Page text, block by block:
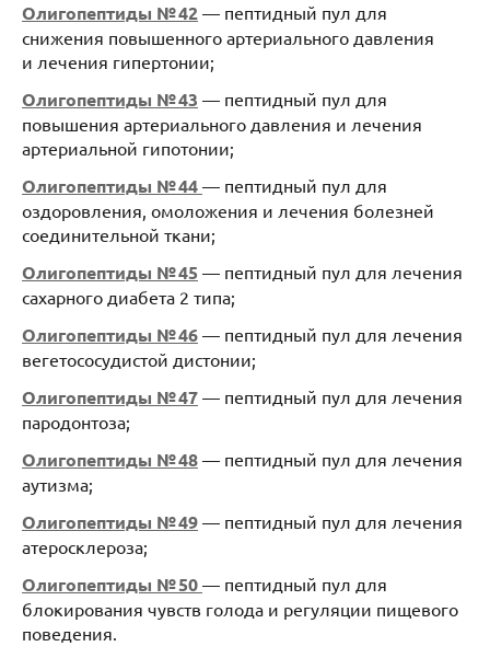
Олигопептиды № 42 — пептидный пул для
снижения повышенного артериального давления
и лечения гипертонии;
Олигопептиды № 43 — пептидный пул для
повышения артериального давления и лечения
артериальной гипотонии;
Олигопептиды № 44 — пептидный пул для
оздоровления, омоложения и лечения болезней
соединительной ткани;
Олигопептиды № 45 — пептидный пул для лечения
сахарного диабета 2 типа;
Олигопептиды № 46 — пептидный пул для лечения
вегетососудистой дистонии;
Олигопептиды № 47 — пептидный пул для лечения
пародонтоза;
Олигопептиды № 48 — пептидный пул для лечения
аутизма;
Олигопептиды № 49 — пептидный пул для лечения
атеросклероза;
Олигопептиды № 50 — пептидный пул для
блокирования чувств голода и регуляции пищевого
поведения.